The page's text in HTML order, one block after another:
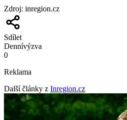
Zdroj: inregion.cz
Sdílet
Dennívýzva
0
Reklama
Další články z Inregion.cz